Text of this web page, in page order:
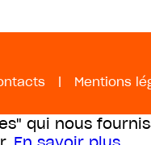
| Mentions
qui nous